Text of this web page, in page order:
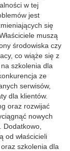
w tej
jest
się
muszą
środowiska czy
co wiąże się z
szkolenia dla
ze
serwisów,
dla klientów.
oraz rozwijać
nowych
Dodatkowo,
od właścicieli
szkolenia dla